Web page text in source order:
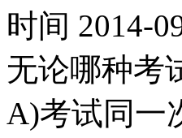
时间 2014-
无论哪种考
A)考试同一